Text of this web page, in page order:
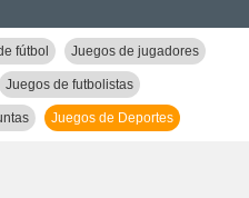
fútbol Juegos de jugadores
Juegos de futbolistas
Juegos de Deportes